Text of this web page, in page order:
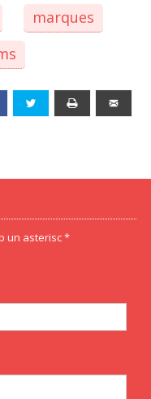
marques
Facebook Twitter
un asterisc *